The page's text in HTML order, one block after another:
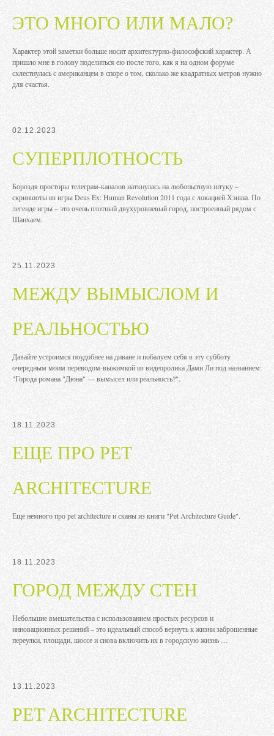
ЭТО МНОГО ИЛИ МАЛО?
Характер этой заметки больше носит архитектурно-философский характер. А
пришло мне в голову поделиться ею после того, как я на одном форуме
схлестнулась с американцем в споре о том, сколько же квадратных метров нужно
для счастья.
02.12.2023
СУПЕРПЛОТНОСТЬ
Бороздя просторы телеграм-каналов наткнулась на любопытную штуку –
скриншоты из игры Deus Ex: Human Revolution 2011 года с локацией Хэнша. По
легенде игры – это очень плотный двухуровневый город, построенный рядом с
Шанхаем.
25.11.2023
МЕЖДУ ВЫМЫСЛОМ И
РЕАЛЬНОСТЬЮ
Давайте устроимся поудобнее на диване и побалуем себя в эту субботу
очередным моим переводом-выжимкой из видеоролика Дами Ли под названием:
"Города романа "Дюна" — вымысел или реальность?".
18.11.2023
ЕЩЕ ПРО PET
ARCHITECTURE
Еще немного про pet architecture и сканы из книги "Pet Architecture Guide".
18.11.2023
ГОРОД МЕЖДУ СТЕН
Небольшие вмешательства с использованием простых ресурсов и
инновационных решений – это идеальный способ вернуть к жизни заброшенные
переулки, площади, шоссе и снова включить их в городскую жизнь …
13.11.2023
PET ARCHITECTURE